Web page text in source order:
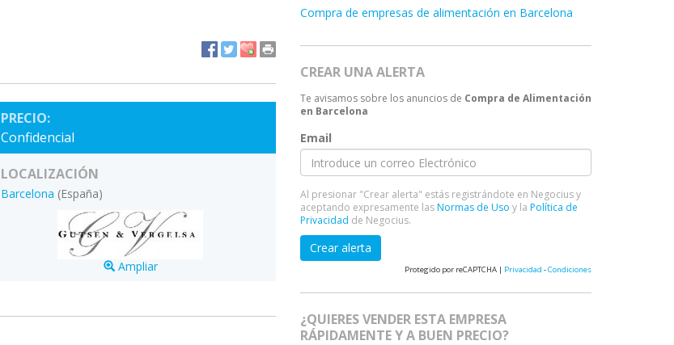
PRECIO:
Confidencial
LOCALIZACIÓN
Barcelona (España)
Ampliar
Compra de empresas de alimentación en Barcelona
CREAR UNA ALERTA
Te avisamos sobre los anuncios de Compra de Alimentación
en Barcelona
Email
Al presionar "Crear alerta" estás registrándote en Negocius y
aceptando expresamente lasNormas de Uso y la Política de
Privacidad de Negocius.
Crear alerta
Protegido por reCAPTCHA | Privacidad -Condiciones
¿QUIERES VENDER ESTA EMPRESA
RÁPIDAMENTE Y A BUEN PRECIO?